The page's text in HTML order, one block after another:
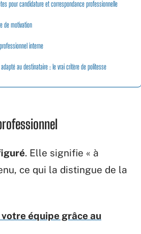
pour candidature et correspondance professionnelle
de motivation
interne
au destinataire : le vrai critère de politesse
. Elle signifie « à
ce qui la distingue de la
équipe grâce au